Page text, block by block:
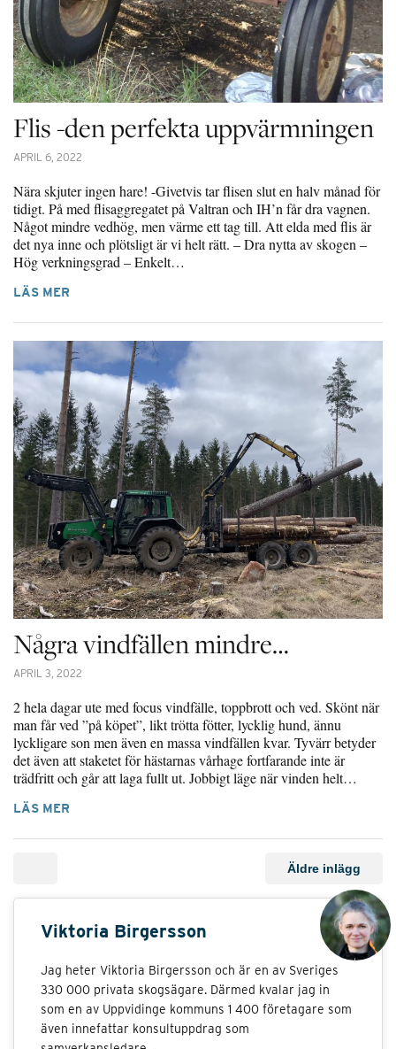
Flis -den perfekta uppvärmningen
APRIL 6, 2022
Nära skjuter ingen hare! -Givetvis tar flisen slut en halv månad för
tidigt. På med flisaggregatet på Valtran och IH’n får dra vagnen.
Något mindre vedhög, men värme ett tag till. Att elda med flis är
det nya inne och plötsligt är vi helt rätt. – Dra nytta av skogen –
Hög verkningsgrad – Enkelt…
LÄS MER
Några vindfällen mindre…
APRIL 3, 2022
2 hela dagar ute med focus vindfälle, toppbrott och ved. Skönt när
man får ved ”på köpet”, likt trötta fötter, lycklig hund, ännu
lyckligare son men även en massa vindfällen kvar. Tyvärr betyder
det även att staketet för hästarnas vårhage fortfarande inte är
trädfritt och går att laga fullt ut. Jobbigt läge när vinden helt…
LÄS MER
Äldre inlägg
Viktoria Birgersson
Jag heter Viktoria Birgersson och är en av Sveriges
330 000 privata skogsägare. Därmed kvalar jag in
som en av Uppvidinge kommuns 1 400 företagare som
även innefattar konsultuppdrag som